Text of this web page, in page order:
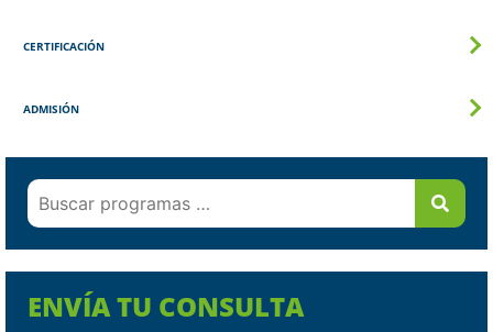
CERTIFICACIÓN
ADMISIÓN
ENVÍA TU CONSULTA